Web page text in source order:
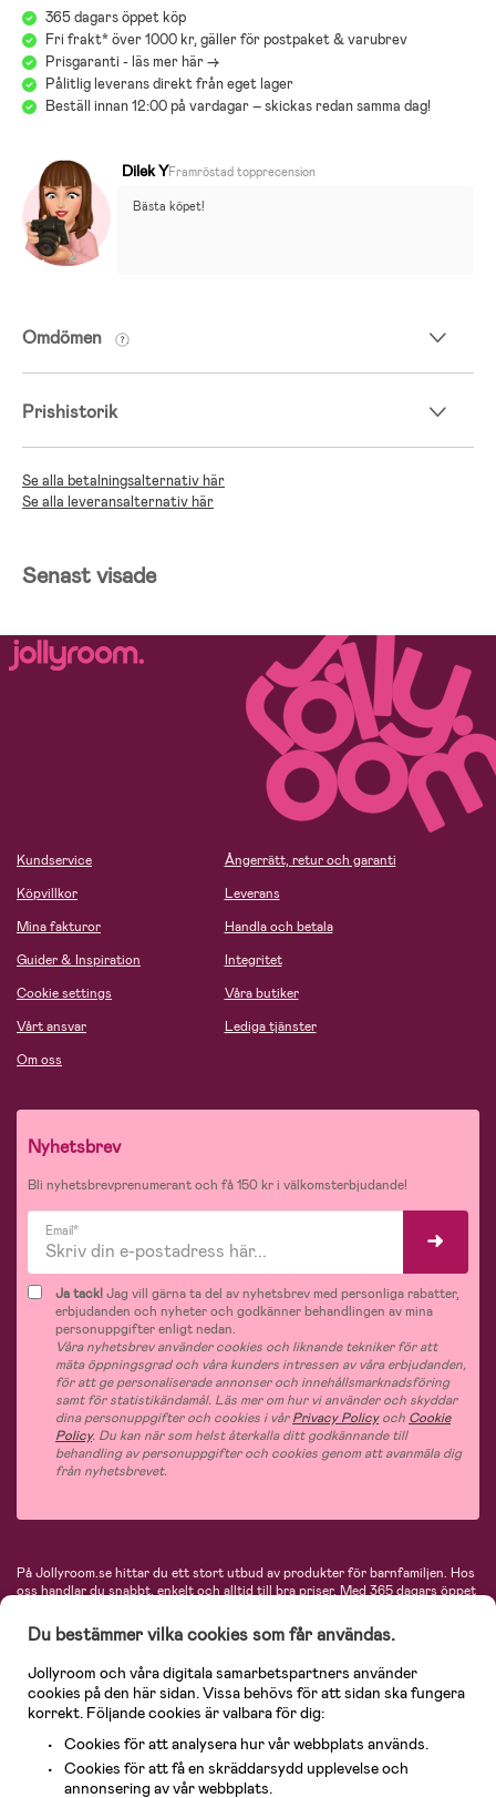
365 dagars öppet köp
Fri frakt* över 1000 kr, gäller för postpaket & varubrev
Prisgaranti - läs mer här ->
Pålitlig leverans direkt från eget lager
Beställ innan 12:00 på vardagar – skickas redan samma dag!
Dilek YFramröstad topprecension
Bästa köpet!
Omdömen
Prishistorik
Se alla betalningsalternativ här
Se alla leveransalternativ här
Senast visade
Kundservice
Köpvillkor
Mina fakturor
Guider & Inspiration
Cookie settings
Vårt ansvar
Om oss
Ångerrätt, retur och garanti
Leverans
Handla och betala
Integritet
Våra butiker
Lediga tjänster
Nyhetsbrev
Bli nyhetsbrevprenumerant och få 150 kr i välkomsterbjudande!
Email*
Ja tack!Jag vill gärna ta del av nyhetsbrev med personliga rabatter,
erbjudanden och nyheter och godkänner behandlingen av mina
personuppgifter enligt nedan.
Våra nyhetsbrev använder cookies och liknande tekniker för att
mäta öppningsgrad och våra kunders intressen av våra erbjudanden,
för att ge personaliserade annonser och innehållsmarknadsföring
samt för statistikändamål. Läs mer om hur vi använder och skyddar
dina personuppgifter och cookies i vårPrivacy Policyoch Cookie
Policy. Du kan när som helst återkalla ditt godkännande till
behandling av personuppgifter och cookies genom att avanmäla dig
från nyhetsbrevet.
På Jollyroom.se hittar du ett stort utbud av produkter för barnfamiljen. Hos
oss handlar du snabbt, enkelt och alltid till bra priser.Med 365 dagars öppet
hos oss. I vårt sortiment hittar du barnvagnar, bilstolar, kläder för barn och
baby, produkter för mamman, massor av inspirerande inredning, leksaker,
babyprodukter och mycket mer. Vi erbjuder produkter från välkända
varumärken så som Britax, Maxi-Cosi, Baby Jogger, BabyBjörn, Didriksons,
KidKraft, Ergobaby, Philips Avent, Neonate, Cybex, LEGO och många fler.
Välkommen in och kika runt i Nordens största barn- och babybutik på nätet!
Du bestämmer vilka cookies som får användas.
Jollyroom och våra digitala samarbetspartners använder
cookies på den här sidan. Vissa behövs för att sidan ska fungera
korrekt. Följande cookies är valbara för dig:
Cookies för att analysera hur vår webbplats används.
Cookies för att få en skräddarsydd upplevelse och
annonsering av vår webbplats.